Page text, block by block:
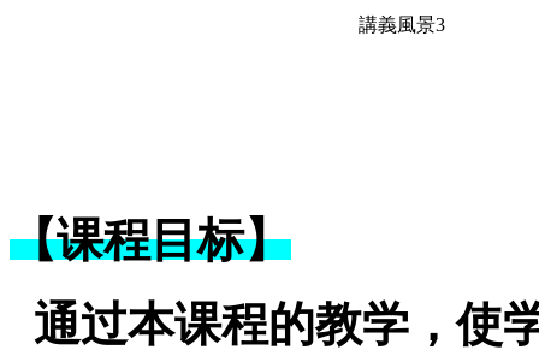
講義風景3
【课程目标】
通过本课程的教学，使